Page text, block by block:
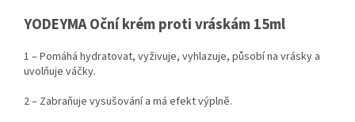
YODEYMA Oční krém proti vráskám 15ml
1 – Pomáhá hydratovat, vyživuje, vyhlazuje, působí na vrásky a
uvolňuje váčky.
2 – Zabraňuje vysušování a má efekt výplně.